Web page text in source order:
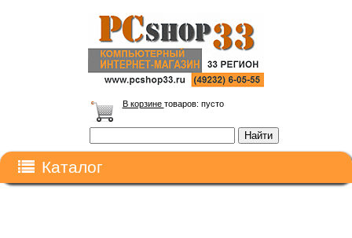
В корзине товаров: пусто
Каталог